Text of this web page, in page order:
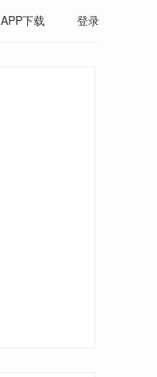
APP下载 登录